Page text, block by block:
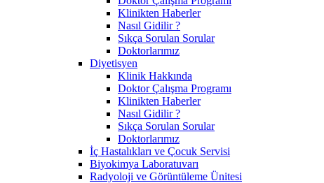
Klinikten Haberler
Nasıl Gidilir ?
Sıkça Sorulan Sorular
Doktorlarımız
Diyetisyen
Klinik Hakkında
Doktor Çalışma Programı
Klinikten Haberler
Nasıl Gidilir ?
Sıkça Sorulan Sorular
Doktorlarımız
İç Hastalıkları ve Çocuk Servisi
Biyokimya Laboratuvarı
Radyoloji ve Görüntüleme Ünitesi